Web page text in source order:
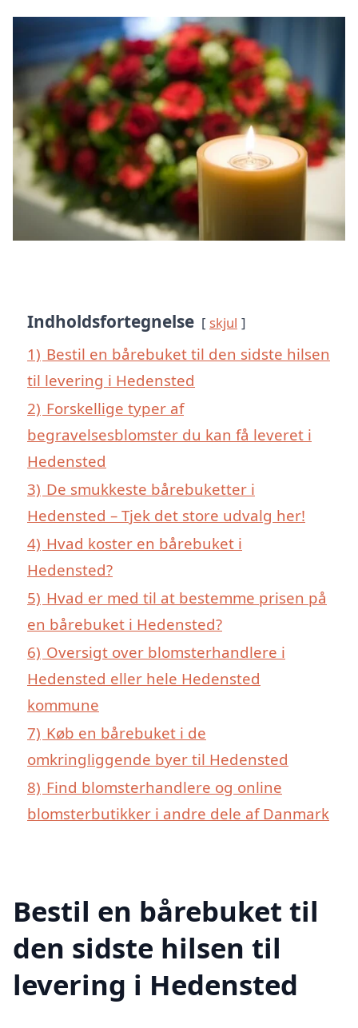
Indholdsfortegnelse skjul
1) Bestil en bårebuket til den sidste hilsen
til levering i Hedensted
2) Forskellige typer af
begravelsesblomster du kan få leveret i
Hedensted
3) De smukkeste bårebuketter i
Hedensted – Tjek det store udvalg her!
4) Hvad koster en bårebuket i
Hedensted?
5) Hvad er med til at bestemme prisen på
en bårebuket i Hedensted?
6) Oversigt over blomsterhandlere i
Hedensted eller hele Hedensted
kommune
7) Køb en bårebuket i de
omkringliggende byer til Hedensted
8) Find blomsterhandlere og online
blomsterbutikker i andre dele af Danmark
Bestil en bårebuket til
den sidste hilsen til
levering i Hedensted